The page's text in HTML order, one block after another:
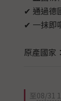
✔ 通過德
✔ 一抹即
原產國家
至08/31